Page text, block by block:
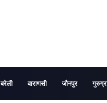
बरेली वाराणसी जौनपुर